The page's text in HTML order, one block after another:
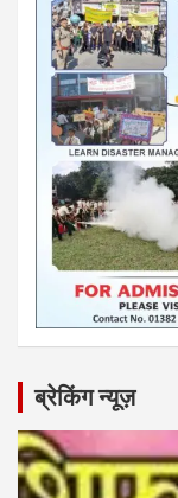
ब्रेकिंग न्यूज़